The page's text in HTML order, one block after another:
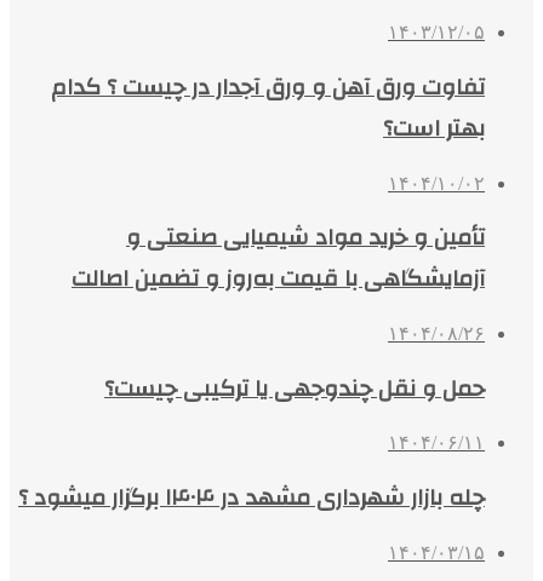
۱۴۰۳/۱۲/۰۵
تفاوت ورق آهن و ورق آجدار در چیست ؟ کدام
بهتر است؟
۱۴۰۴/۱۰/۰۲
تأمین و خرید مواد شیمیایی صنعتی و
آزمایشگاهی با قیمت به‌روز و تضمین اصالت
۱۴۰۴/۰۸/۲۶
حمل و نقل چندوجهی یا ترکیبی چیست؟
۱۴۰۴/۰۶/۱۱
چله بازار شهرداری مشهد در ۱۴۰۴ برگزار میشود ؟
۱۴۰۴/۰۳/۱۵